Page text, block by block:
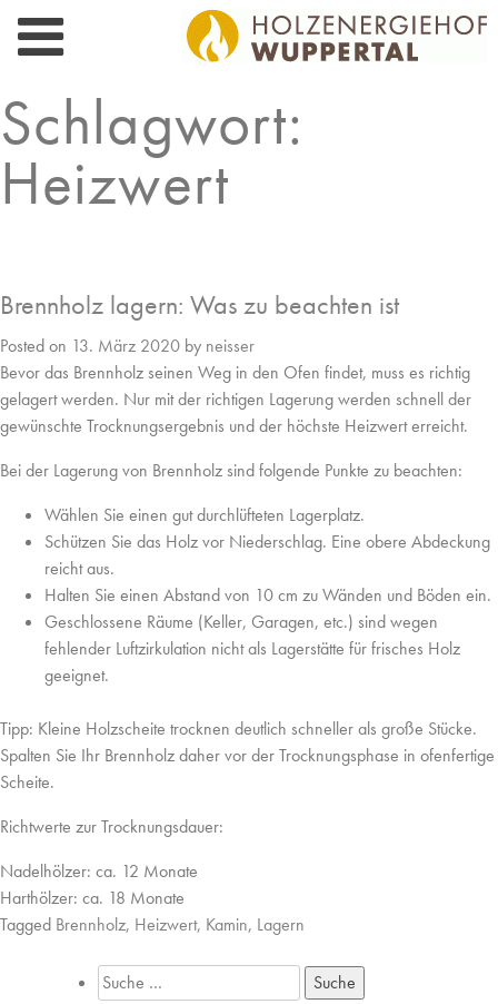
Schlagwort:
Heizwert
Brennholz lagern: Was zu beachten ist
Posted on 13. März 2020 by neisser
Bevor das Brennholz seinen Weg in den Ofen findet, muss es richtig
gelagert werden. Nur mit der richtigen Lagerung werden schnell der
gewünschte Trocknungsergebnis und der höchste Heizwert erreicht.
Bei der Lagerung von Brennholz sind folgende Punkte zu beachten:
Wählen Sie einen gut durchlüfteten Lagerplatz.
Schützen Sie das Holz vor Niederschlag. Eine obere Abdeckung
reicht aus.
Halten Sie einen Abstand von 10 cm zu Wänden und Böden ein.
Geschlossene Räume (Keller, Garagen, etc.) sind wegen
fehlender Luftzirkulation nicht als Lagerstätte für frisches Holz
geeignet.
Tipp: Kleine Holzscheite trocknen deutlich schneller als große Stücke.
Spalten Sie Ihr Brennholz daher vor der Trocknungsphase in ofenfertige
Scheite.
Richtwerte zur Trocknungsdauer:
Nadelhölzer: ca. 12 Monate
Harthölzer: ca. 18 Monate
Tagged Brennholz, Heizwert, Kamin, Lagern
Suche